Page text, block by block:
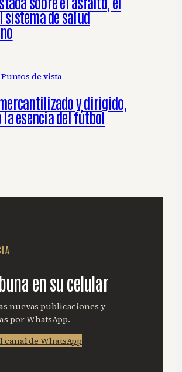
sistema de salud
Puntos de vista
y dirigido,
la esencia del fútbol
en su celular
nuevas publicaciones y
por WhatsApp.
canal de WhatsApp